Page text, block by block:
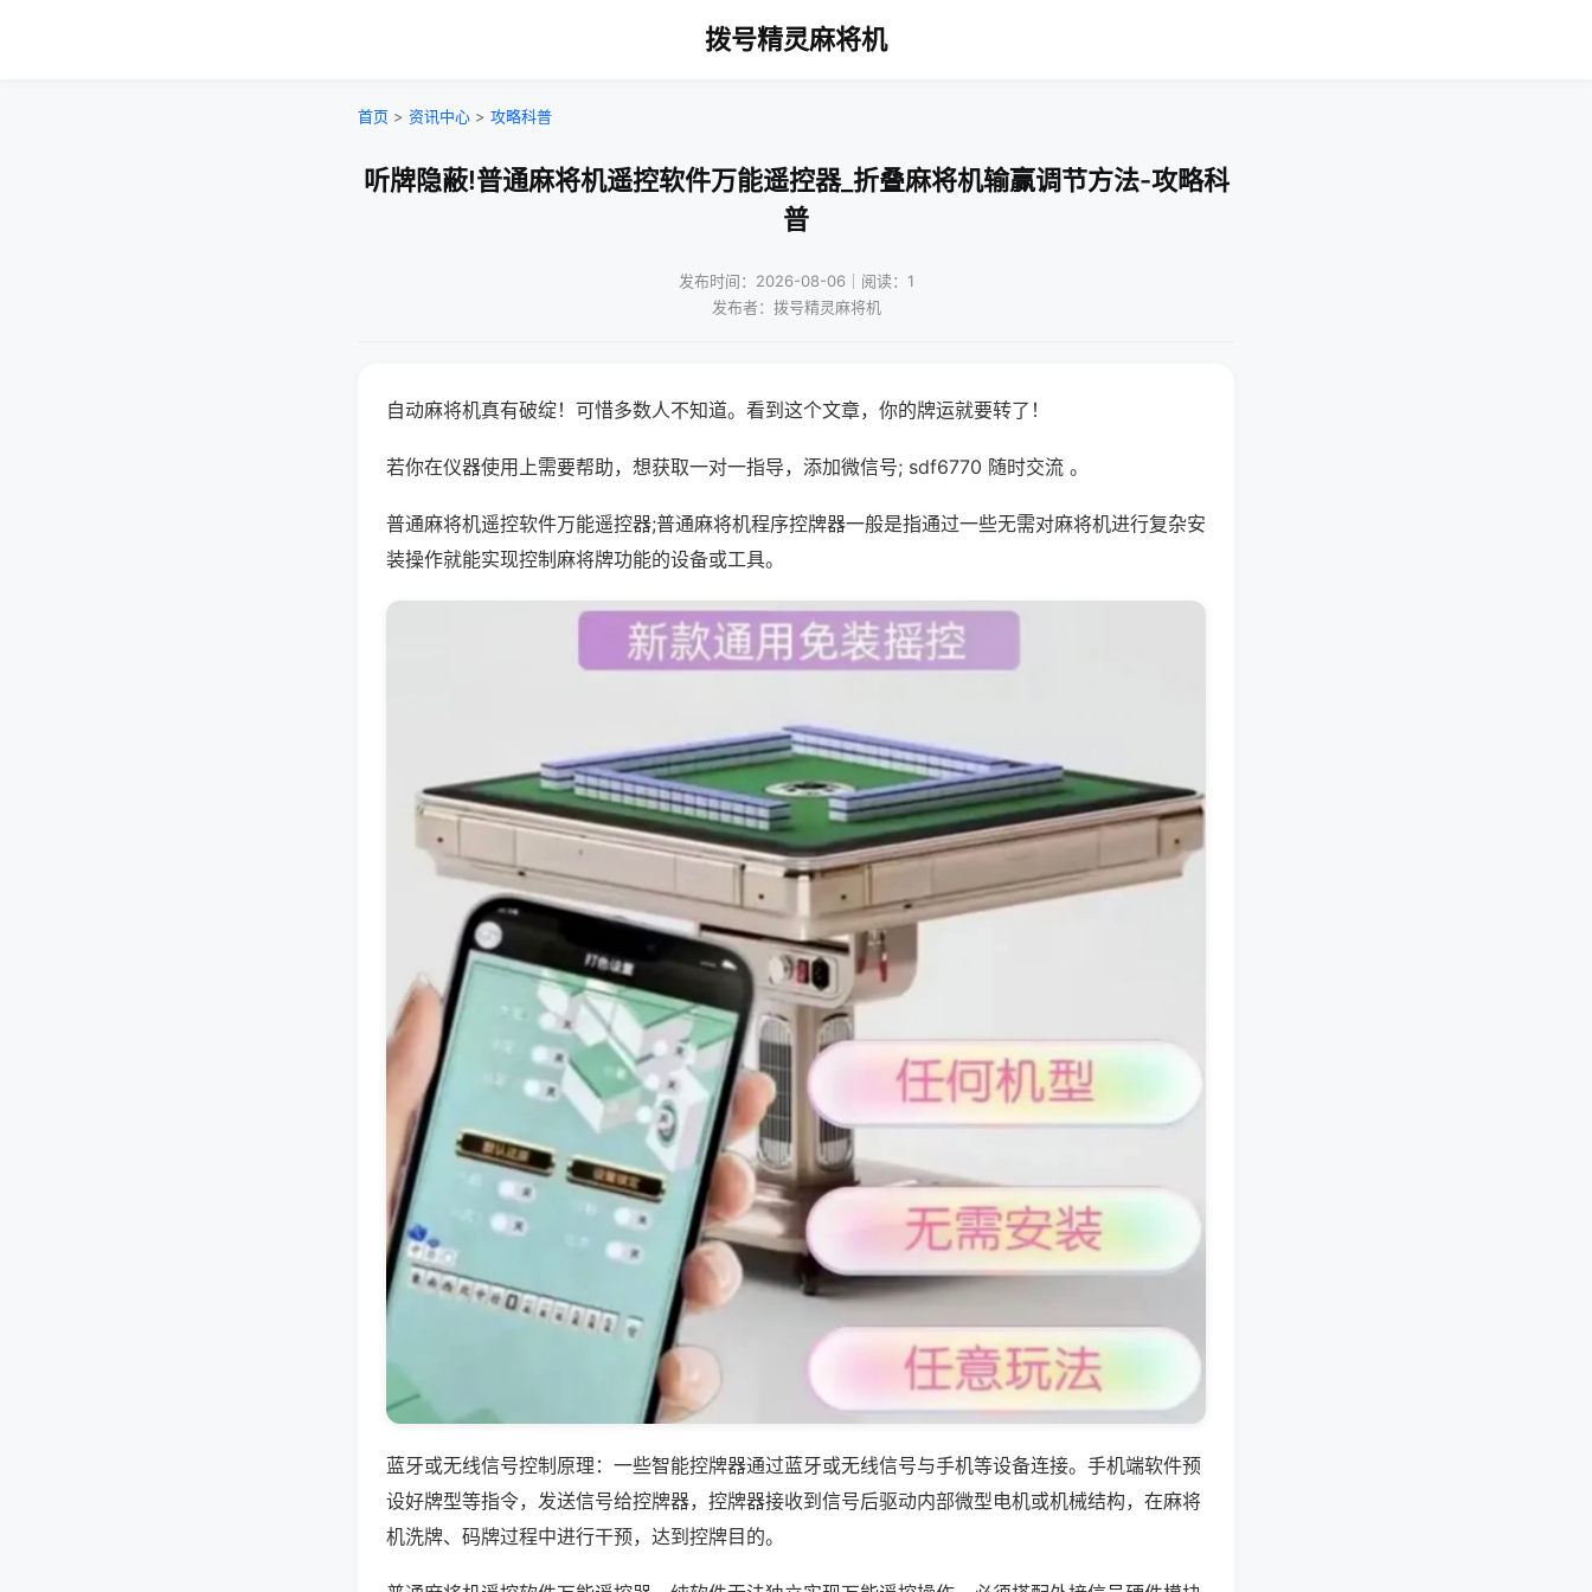
拨号精灵麻将机
首页 > 资讯中心 > 攻略科普
听牌隐蔽!普通麻将机遥控软件万能遥控器_折叠麻将机输赢调节方法-攻略科
普
发布时间：2026-08-06｜阅读：1
发布者：拨号精灵麻将机
自动麻将机真有破绽！可惜多数人不知道。看到这个文章，你的牌运就要转了！
若你在仪器使用上需要帮助，想获取一对一指导，添加微信号; sdf6770 随时交流 。
普通麻将机遥控软件万能遥控器;普通麻将机程序控牌器一般是指通过一些无需对麻将机进行复杂安
装操作就能实现控制麻将牌功能的设备或工具。
蓝牙或无线信号控制原理：一些智能控牌器通过蓝牙或无线信号与手机等设备连接。手机端软件预
设好牌型等指令，发送信号给控牌器，控牌器接收到信号后驱动内部微型电机或机械结构，在麻将
机洗牌、码牌过程中进行干预，达到控牌目的。